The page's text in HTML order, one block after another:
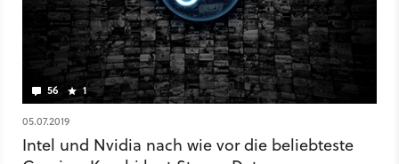
56 1
05.07.2019
Intel und Nvidia nach wie vor die beliebteste